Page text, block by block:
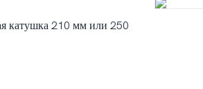
катушка 210 мм или 250